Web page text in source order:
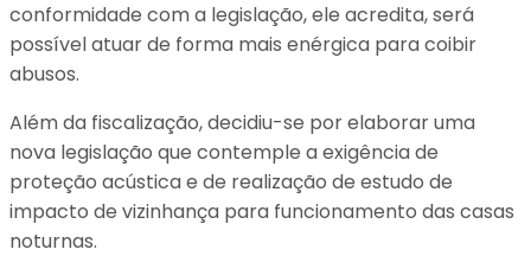
conformidade com a legislação, ele acredita, será
possível atuar de forma mais enérgica para coibir
abusos.
Além da fiscalização, decidiu-se por elaborar uma
nova legislação que contemple a exigência de
proteção acústica e de realização de estudo de
impacto de vizinhança para funcionamento das casas
noturnas.